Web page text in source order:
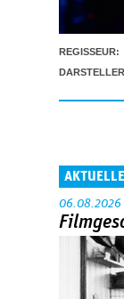
REGISSEUR:
06.08.2026